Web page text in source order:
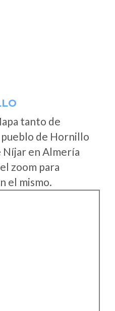
tanto de
de Hornillo
en Almería
zoom para
el mismo.